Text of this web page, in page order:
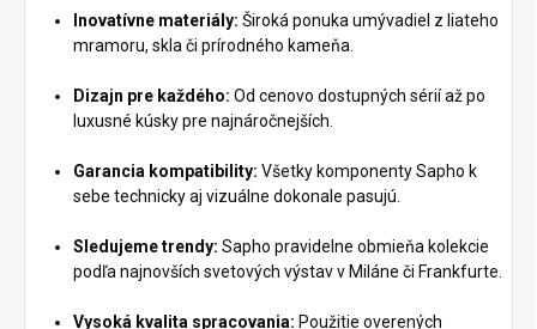
Inovatívne materiály: Široká ponuka umývadiel z liateho
mramoru, skla či prírodného kameňa.
Dizajn pre každého: Od cenovo dostupných sérií až po
luxusné kúsky pre najnáročnejších.
Garancia kompatibility: Všetky komponenty Sapho k
sebe technicky aj vizuálne dokonale pasujú.
Sledujeme trendy: Sapho pravidelne obmieňa kolekcie
podľa najnovších svetových výstav v Miláne či Frankfurte.
Vysoká kvalita spracovania: Použitie overených